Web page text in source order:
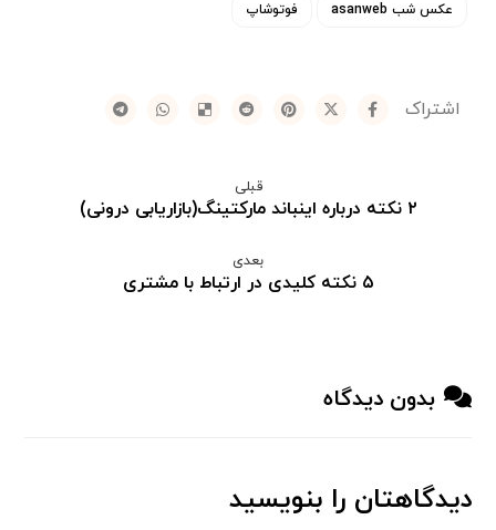
عکس شب asanweb فوتوشاپ
قبلی
۲ نکته درباره اینباند مارکتینگ(بازاریابی درونی)
بعدی
۵ نکته کلیدی در ارتباط با مشتری
بدون دیدگاه
دیدگاهتان را بنویسید